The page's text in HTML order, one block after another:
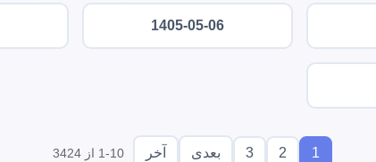
1405-05-06
1
2
3 بعدی آخر 1-10 از 3424